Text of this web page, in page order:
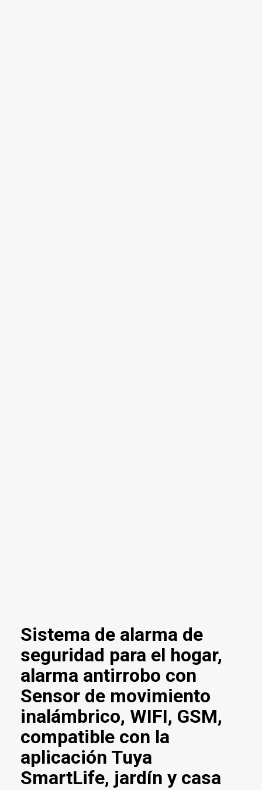
Sistema de alarma de
seguridad para el hogar,
alarma antirrobo con
Sensor de movimiento
inalámbrico, WIFI, GSM,
compatible con la
aplicación Tuya
SmartLife, jardín y casa